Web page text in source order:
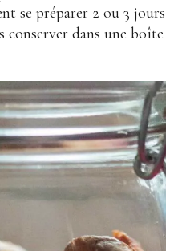
se préparer 2 ou 3 jours
dans une boîte